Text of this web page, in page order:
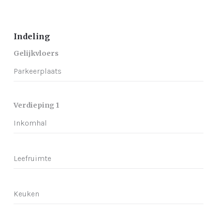
Indeling
Gelijkvloers
Parkeerplaats
Verdieping 1
Inkomhal
Leefruimte
Keuken